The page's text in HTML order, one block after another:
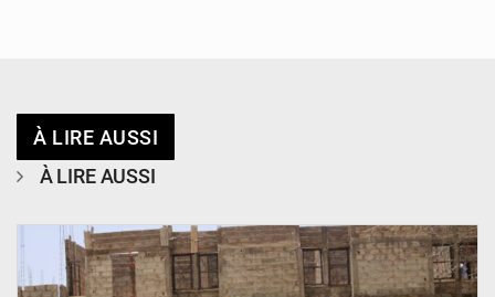
À LIRE AUSSI
À LIRE AUSSI